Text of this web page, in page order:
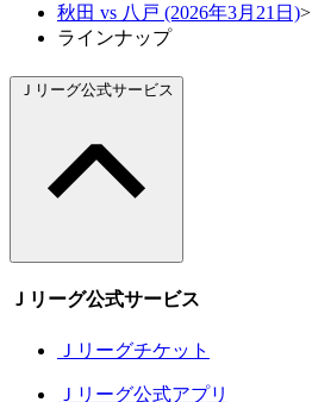
秋田 vs 八戸 (2026年3月21日)>
ラインナップ
Ｊリーグ公式サービス
Ｊリーグ公式サービス
Ｊリーグチケット
Ｊリーグ公式アプリ